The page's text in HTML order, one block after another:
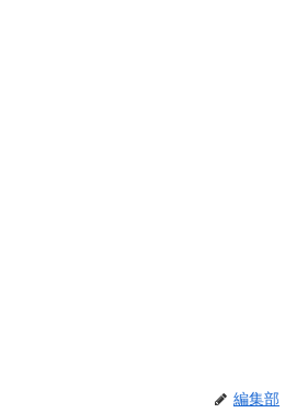
編集部